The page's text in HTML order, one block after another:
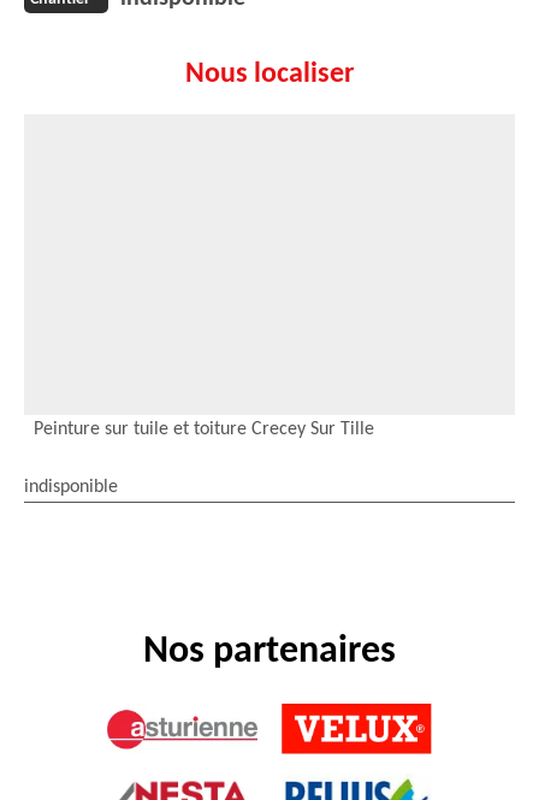
Nous localiser
Peinture sur tuile et toiture Crecey Sur Tille
indisponible
Nos partenaires